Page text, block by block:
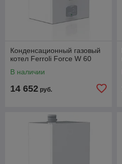
Конденсационный газовый
котел Ferroli Force W 60
В наличии
14 652 руб.